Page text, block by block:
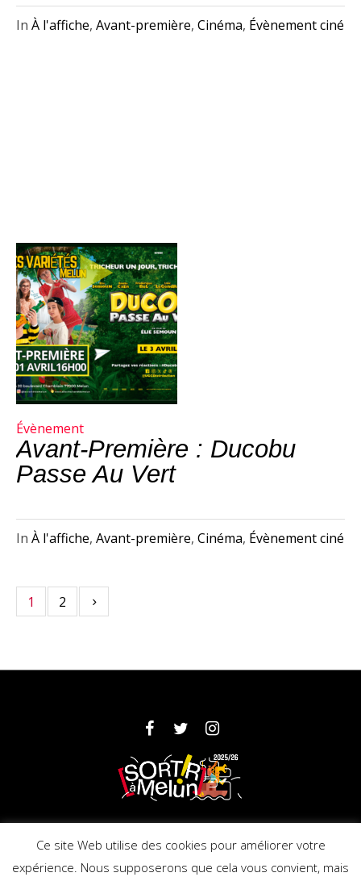
In À l'affiche, Avant-première, Cinéma, Évènement ciné
Évènement
Avant-Première : Ducobu
Passe Au Vert
In À l'affiche, Avant-première, Cinéma, Évènement ciné
1 2
Partenaires Mentions légales
Ce site Web utilise des cookies pour améliorer votre
expérience. Nous supposerons que cela vous convient, mais